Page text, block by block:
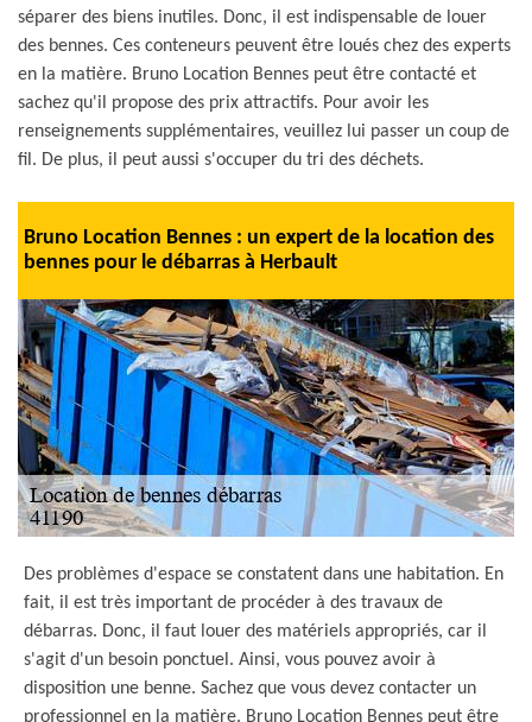
séparer des biens inutiles. Donc, il est indispensable de louer
des bennes. Ces conteneurs peuvent être loués chez des experts
en la matière. Bruno Location Bennes peut être contacté et
sachez qu'il propose des prix attractifs. Pour avoir les
renseignements supplémentaires, veuillez lui passer un coup de
fil. De plus, il peut aussi s'occuper du tri des déchets.
Bruno Location Bennes : un expert de la location des
bennes pour le débarras à Herbault
Des problèmes d'espace se constatent dans une habitation. En
fait, il est très important de procéder à des travaux de
débarras. Donc, il faut louer des matériels appropriés, car il
s'agit d'un besoin ponctuel. Ainsi, vous pouvez avoir à
disposition une benne. Sachez que vous devez contacter un
professionnel en la matière. Bruno Location Bennes peut être